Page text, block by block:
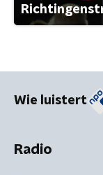
Wie luistert
Radio